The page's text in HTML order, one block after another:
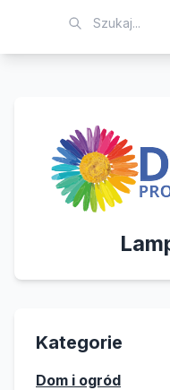
Kategorie
Dom i ogród